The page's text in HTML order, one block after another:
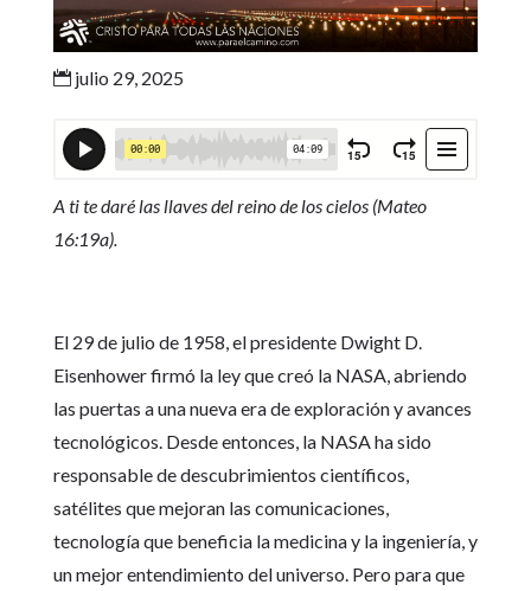
julio 29, 2025
A ti te daré las llaves del reino de los cielos (Mateo
16:19a).
El 29 de julio de 1958, el presidente Dwight D.
Eisenhower firmó la ley que creó la NASA, abriendo
las puertas a una nueva era de exploración y avances
tecnológicos. Desde entonces, la NASA ha sido
responsable de descubrimientos científicos,
satélites que mejoran las comunicaciones,
tecnología que beneficia la medicina y la ingeniería, y
un mejor entendimiento del universo. Pero para que